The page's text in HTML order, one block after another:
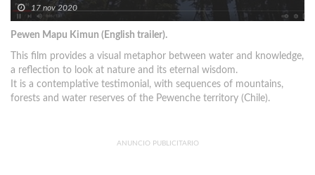
17 nov 2020
Pewen Mapu Kimun (English trailer).
This film provides a visual metaphor between water and knowledge,
a reflection to look at nature and its eternal wisdom.
It is a contemplative testimonial, with sequences of mountains,
forests and water reserves of the Pewenche territory (Chile).
ANUNCIO PUBLICITARIO